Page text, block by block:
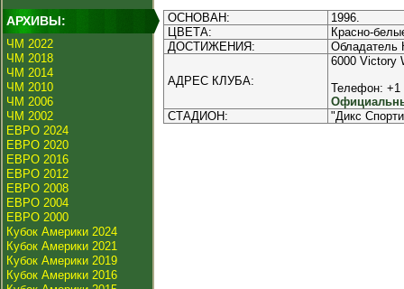
АРХИВЫ:
ЧМ 2022
ЧМ 2018
ЧМ 2014
ЧМ 2010
ЧМ 2006
ЧМ 2002
ЕВРО 2024
ЕВРО 2020
ЕВРО 2016
ЕВРО 2012
ЕВРО 2008
ЕВРО 2004
ЕВРО 2000
Кубок Америки 2024
Кубок Америки 2021
Кубок Америки 2019
Кубок Америки 2016
ОСНОВАН:
1996.
ЦВЕТА:
Красно-
ДОСТИЖЕНИЯ:
Обладатель
АДРЕС КЛУБА:
6000 Victory
Телефон: +1
СТАДИОН:
"Дикс